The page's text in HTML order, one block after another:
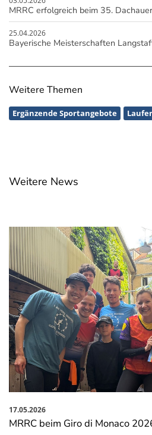
MRRC erfolgreich beim 35.
25.04.2026
Bayerische Meisterschaften
Weitere Themen
Ergänzende Sportangebote
Weitere News
17.05.2026
MRRC beim Giro di Monaco